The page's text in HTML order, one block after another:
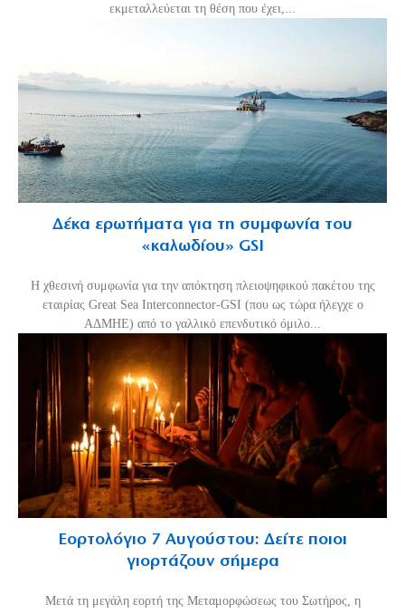
εκμεταλλεύεται τη θέση που έχει,...
Δέκα ερωτήματα για τη συμφωνία του
«καλωδίου» GSI
Η χθεσινή συμφωνία για την απόκτηση πλειοψηφικού πακέτου της
εταιρίας Great Sea Interconnector-GSI (που ως τώρα ήλεγχε ο
ΑΔΜΗΕ) από το γαλλικό επενδυτικό όμιλο...
Εορτολόγιο 7 Αυγούστου: Δείτε ποιοι
γιορτάζουν σήμερα
Μετά τη μεγάλη εορτή της Μεταμορφώσεως του Σωτήρος, η